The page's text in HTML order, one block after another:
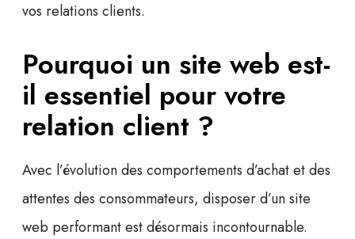
vos relations clients.
Pourquoi un site web est-
il essentiel pour votre
relation client ?
Avec l’évolution des comportements d’achat et des
attentes des consommateurs, disposer d’un site
web performant est désormais incontournable.